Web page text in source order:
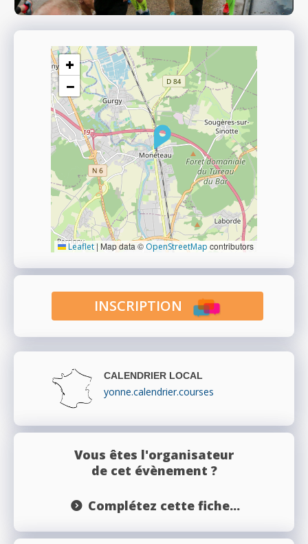
+
−
Leaflet | Map data ©OpenStreetMap contributors
INSCRIPTION
CALENDRIER LOCAL
yonne.calendrier.courses
Vous êtes l'organisateur
de cet évènement ?
Complétez cette fiche...